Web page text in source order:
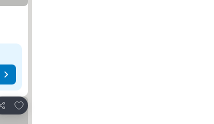
Teilen
Zu Favoriten hinzufügen